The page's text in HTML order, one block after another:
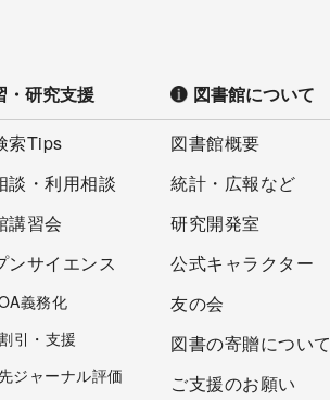
・研究支援
索Tips
談・利用相談
講習会
ンサイエンス
義務化
引・支援
ジャーナル評価
図書館について
図書館概要
統計・広報など
研究開発室
公式キャラクター
友の会
図書の寄贈について
ご支援のお願い